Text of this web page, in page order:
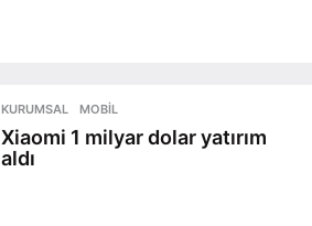
KURUMSAL ,MOBIL
Xiaomi 1 milyar dolar yatırım
aldı